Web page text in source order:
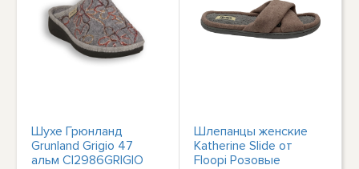
Шухе Грюнланд
Grunland Grigio 47
альм CI2986GRIGIO
Шлепанцы женские
Katherine Slide от
Floopi Розовые